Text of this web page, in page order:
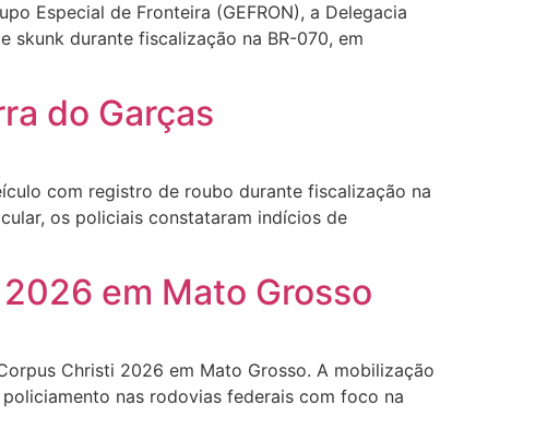
Especial de Fronteira (GEFRON), a Delegacia
skunk durante fiscalização na BR-070, em
do Garças
com registro de roubo durante fiscalização na
os policiais constataram indícios de
em Mato Grosso
Christi 2026 em Mato Grosso. A mobilização
nas rodovias federais com foco na